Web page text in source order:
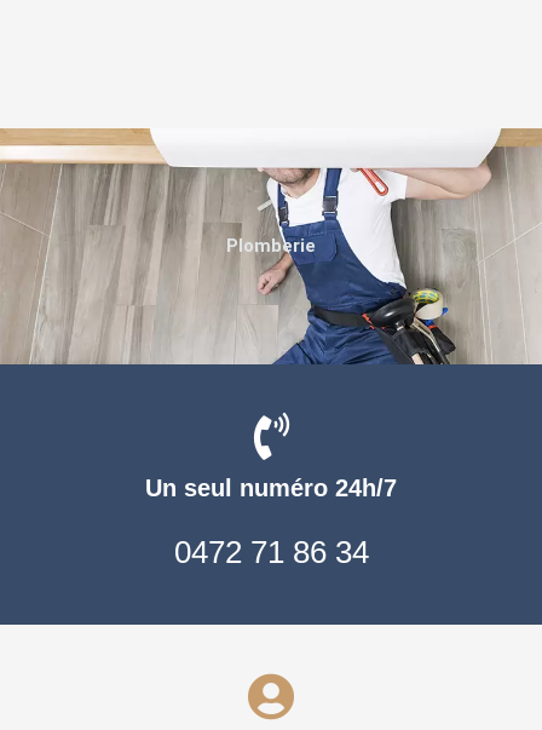
Un seul numéro 24h/7
0472 71 86 34
Plomberie